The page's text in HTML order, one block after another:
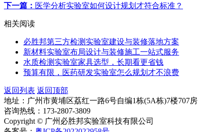
下一篇： 医学分析实验室如何设计规划才符合标准？
相关阅读
必胜邦第三方检测实验室建设与装修落地方案
新材料实验室布局设计与装修施工一站式服务
水质检测实验室家具选型，长期看更省钱
预算有限，医药研发实验室怎么规划才不浪费
返回列表 返回顶部
地址：广州市黄埔区荔红一路6号自编1栋(5A栋)7楼707房
咨询热线：173-2807-3809
Copyright © 广州必胜邦实验室科技有限公司